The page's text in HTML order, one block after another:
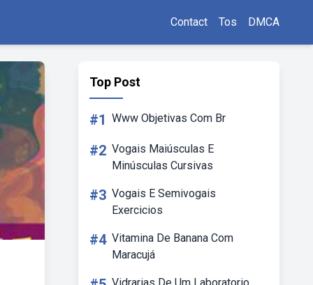
Contact Tos DMCA
Top Post
#1 Www Objetivas Com Br
#2 Vogais Maiúsculas E
Minúsculas Cursivas
#3 Vogais E Semivogais
Exercicios
#4 Vitamina De Banana Com
Maracujá